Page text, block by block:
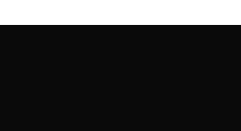
ETC PLC.